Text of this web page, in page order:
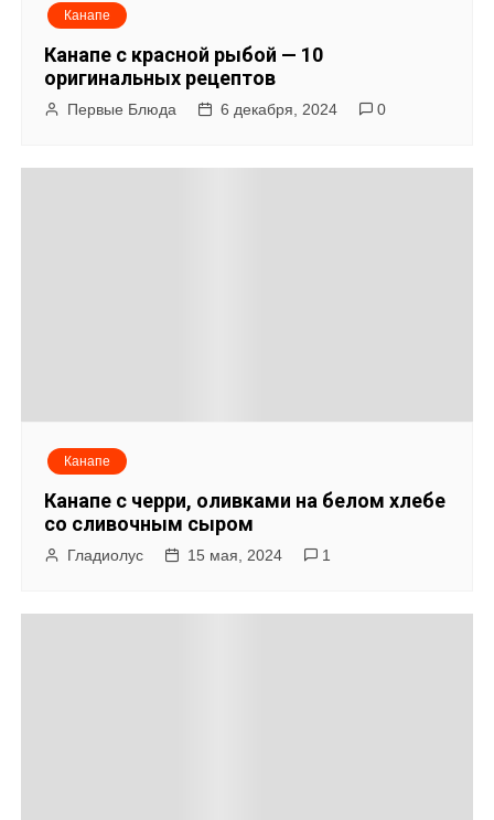
Канапе
Канапе с красной рыбой — 10
оригинальных рецептов
Первые Блюда 6 декабря, 2024 0
Канапе
Канапе с черри, оливками на белом хлебе
со сливочным сыром
Гладиолус 15 мая, 2024 1